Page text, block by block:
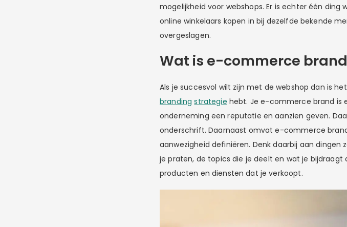
mogelijkheid voor webshops. Er is echter één
online winkelaars kopen in bij dezelfde bekende
overgeslagen.
Wat is e-commerce
Als je succesvol wilt zijn met de webshop dan is
branding strategie hebt. Je e-commerce brand is
onderneming een reputatie en aanzien geven.
onderschrift. Daarnaast omvat e-commerce
aanwezigheid definiëren. Denk daarbij aan
je praten, de topics die je deelt en wat je
producten en diensten dat je verkoopt.